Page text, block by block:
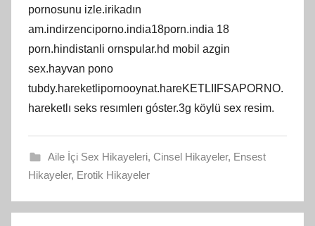
pornosunu izle.irikadın
am.indirzenciporno.india18porn.india 18
porn.hindistanli ornspular.hd mobil azgin
sex.hayvan pono
tubdy.hareketlipornooynat.hareKETLIIFSAPORNO.
hareketlı seks resımlerı góster.3g köylü sex resim.
Aile İçi Sex Hikayeleri, Cinsel Hikayeler, Ensest
Hikayeler, Erotik Hikayeler